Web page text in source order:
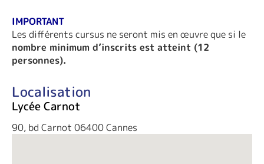
IMPORTANT
Les différents cursus ne seront mis en œuvre que si le
nombre minimum d’inscrits est atteint (12
personnes).
Localisation
Lycée Carnot
90, bd Carnot 06400 Cannes